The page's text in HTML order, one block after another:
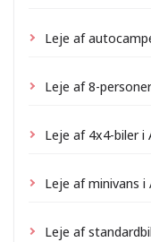
Leje af
Leje af 8-
Leje af 4x4-biler i
Leje af minivans i
Leje af